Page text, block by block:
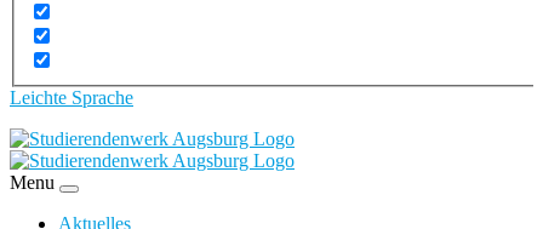
Leichte Sprache
Menu
Aktuelles